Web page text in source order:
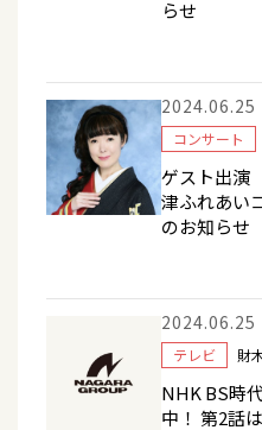
らせ
2024.06.25
コンサート
ゲスト出演
津ふれあい
のお知らせ
2024.06.25
テレビ 財
NHK BS時
中！ 第2話